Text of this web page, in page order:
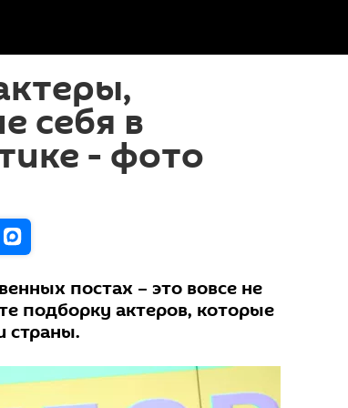
себя в
- фото
постах – это вовсе не
подборку актеров, которые
страны.